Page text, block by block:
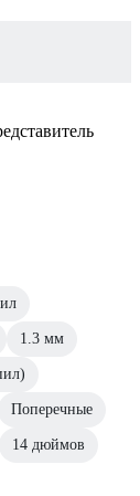
1.3 мм
Поперечные
14 дюймов